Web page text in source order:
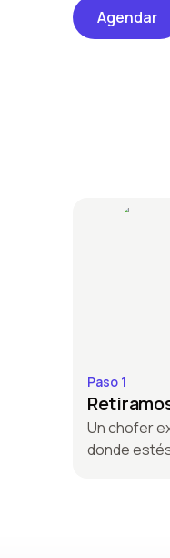
Agendar
Paso 1
Un chofer
donde